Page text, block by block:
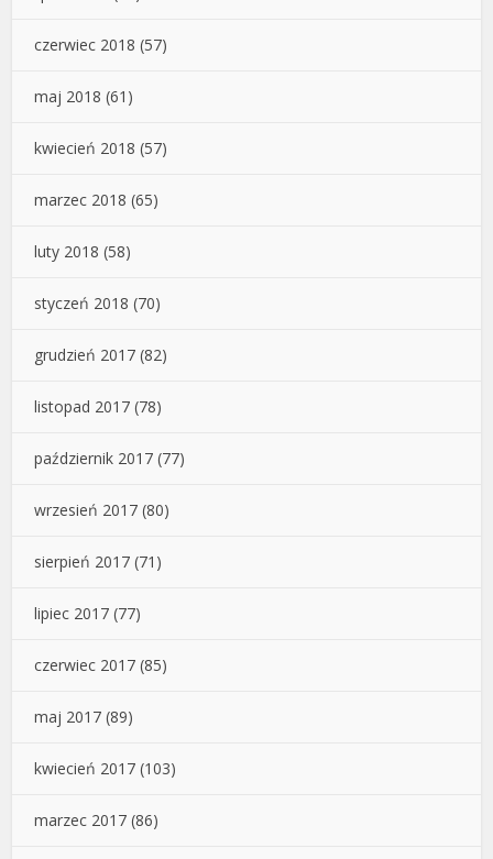
czerwiec 2018 (57)
maj 2018 (61)
kwiecień 2018 (57)
marzec 2018 (65)
luty 2018 (58)
styczeń 2018 (70)
grudzień 2017 (82)
listopad 2017 (78)
październik 2017 (77)
wrzesień 2017 (80)
sierpień 2017 (71)
lipiec 2017 (77)
czerwiec 2017 (85)
maj 2017 (89)
kwiecień 2017 (103)
marzec 2017 (86)